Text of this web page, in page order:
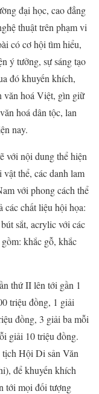
đại học, cao đẳng
thuật trên phạm vi
có cơ hội tìm hiểu,
ý tưởng, sự sáng tạo
đó khuyến khích,
văn hoá Việt, gìn giữ
hoá dân tộc, lan
nay.
với nội dung thể hiện
thể, các danh lam
với phong cách thể
các chất liệu hội họa:
sắt, acrylic với các
khắc gỗ, khắc
thứ II lên tới gần 1
triệu đồng, 1 giải
đồng, 3 giải ba mỗi
giải 10 triệu đồng.
Hội Di sản Văn
để khuyến khích
tới mọi đối tượng